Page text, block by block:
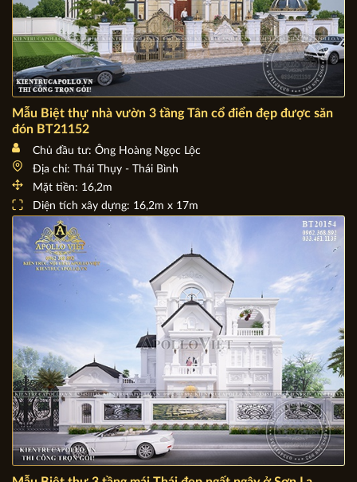
Mẫu Biệt thự nhà vườn 3 tầng Tân cổ điển đẹp được săn
đón BT21152
Chủ đầu tư: Ông Hoàng Ngọc Lộc
Địa chỉ: Thái Thụy - Thái Bình
Mặt tiền: 16,2m
Diện tích xây dựng: 16,2m x 17m